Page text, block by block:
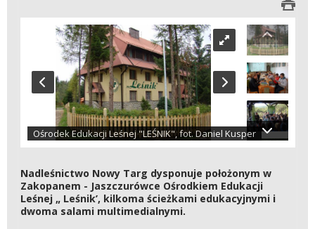
Ośrodek Edukacji Leśnej "LEŚNIK", fot. Daniel Kusper
Nadleśnictwo Nowy Targ dysponuje położonym w
Zakopanem - Jaszczurówce Ośrodkiem Edukacji
Leśnej „ Leśnik’, kilkoma ścieżkami edukacyjnymi i
dwoma salami multimedialnymi.